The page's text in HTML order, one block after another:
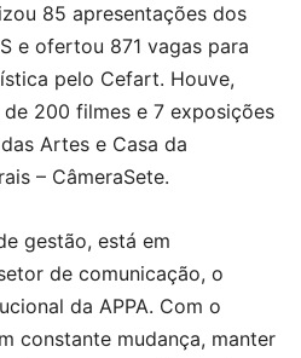
85 apresentações dos
e ofertou 871 vagas para
pelo Cefart. Houve,
200 filmes e 7 exposições
Artes e Casa da
– CâmeraSete.
gestão, está em
de comunicação, o
da APPA. Com o
constante mudança, manter